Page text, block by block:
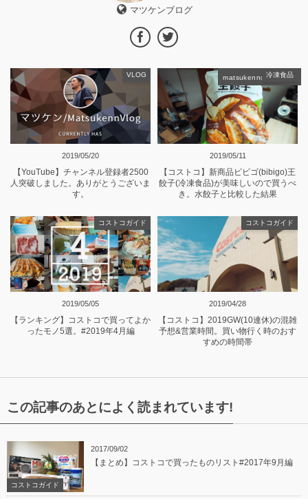
マツケンブログ
2019/05/20
VLOG
【YouTube】チャンネル登録者2500
人突破しました。ありがとうございま
す。
2019/05/11
冷凍食品
【コストコ】新商品ビビゴ(bibigo)王
餃子(冷凍食品)が美味しいので買うべ
き。水餃子と比較した結果
2019/05/05
コストコガイド
【ランキング】コストコで買ってよか
ったモノ5選。#2019年4月編
2019/04/28
コストコガイド
【コストコ】2019GW(10連休)の混雑
予想&営業時間。買い物行く時のおす
すめの時間帯
matsukennの記事一覧
この記事のあとによく読まれています!
2017/09/02
コストコガイド
【まとめ】コストコで買ったものリスト#2017年9月編